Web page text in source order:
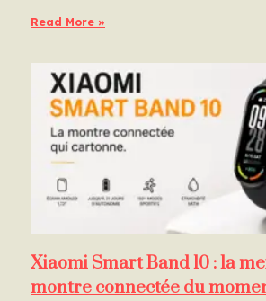
Read More »
Xiaomi Smart Band 10 : la
montre connectée du